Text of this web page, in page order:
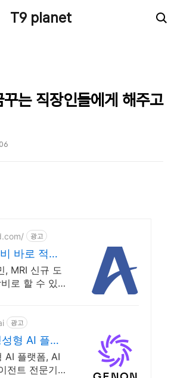
T9 planet
는 직장인들에게 해주고
광고
바로 적용
으로
, MRI 신규 도
로 할 수 있는
니다.
광고
형 AI 플랫
AI 플랫폼, AI
전트 전문기업